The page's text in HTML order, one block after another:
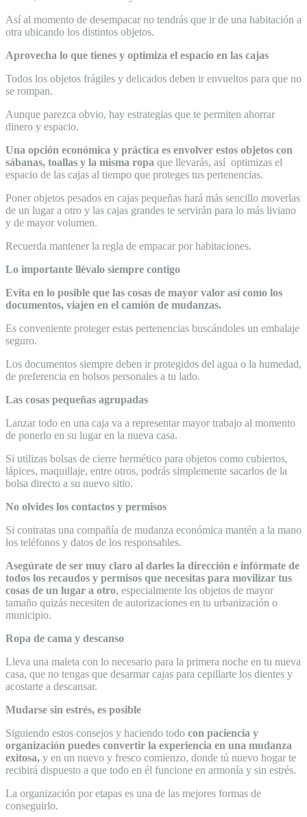
Así al momento de desempacar no tendrás que ir de una habitación a
otra ubicando los distintos objetos.
Aprovecha lo que tienes y optimiza el espacio en las cajas
Todos los objetos frágiles y delicados deben ir envueltos para que no
se rompan.
Aunque parezca obvio, hay estrategias que te permiten ahorrar
dinero y espacio.
Una opción económica y práctica es envolver estos objetos con
sábanas, toallas y la misma ropa que llevarás, así optimizas el
espacio de las cajas al tiempo que proteges tus pertenencias.
Poner objetos pesados en cajas pequeñas hará más sencillo moverlas
de un lugar a otro y las cajas grandes te servirán para lo más liviano
y de mayor volumen.
Recuerda mantener la regla de empacar por habitaciones.
Lo importante llévalo siempre contigo
Evita en lo posible que las cosas de mayor valor así como los
documentos, viajen en el camión de mudanzas.
Es conveniente proteger estas pertenencias buscándoles un embalaje
seguro.
Los documentos siempre deben ir protegidos del agua o la humedad,
de preferencia en bolsos personales a tu lado.
Las cosas pequeñas agrupadas
Lanzar todo en una caja va a representar mayor trabajo al momento
de ponerlo en su lugar en la nueva casa.
Si utilizas bolsas de cierre hermético para objetos como cubiertos,
lápices, maquillaje, entre otros, podrás simplemente sacarlos de la
bolsa directo a su nuevo sitio.
No olvides los contactos y permisos
Si contratas una compañía de mudanza económica mantén a la mano
los teléfonos y datos de los responsables.
Asegúrate de ser muy claro al darles la dirección e infórmate de
todos los recaudos y permisos que necesitas para movilizar tus
cosas de un lugar a otro, especialmente los objetos de mayor
tamaño quizás necesiten de autorizaciones en tu urbanización o
municipio.
Ropa de cama y descanso
Lleva una maleta con lo necesario para la primera noche en tu nueva
casa, que no tengas que desarmar cajas para cepillarte los dientes y
acostarte a descansar.
Mudarse sin estrés, es posible
Siguiendo estos consejos y haciendo todo con paciencia y
organización puedes convertir la experiencia en una mudanza
exitosa, y en un nuevo y fresco comienzo, donde tú nuevo hogar te
recibirá dispuesto a que todo en él funcione en armonía y sin estrés.
La organización por etapas es una de las mejores formas de
conseguirlo.